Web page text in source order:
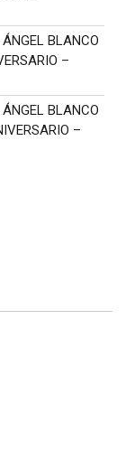
BLANCO
–
BLANCO
–